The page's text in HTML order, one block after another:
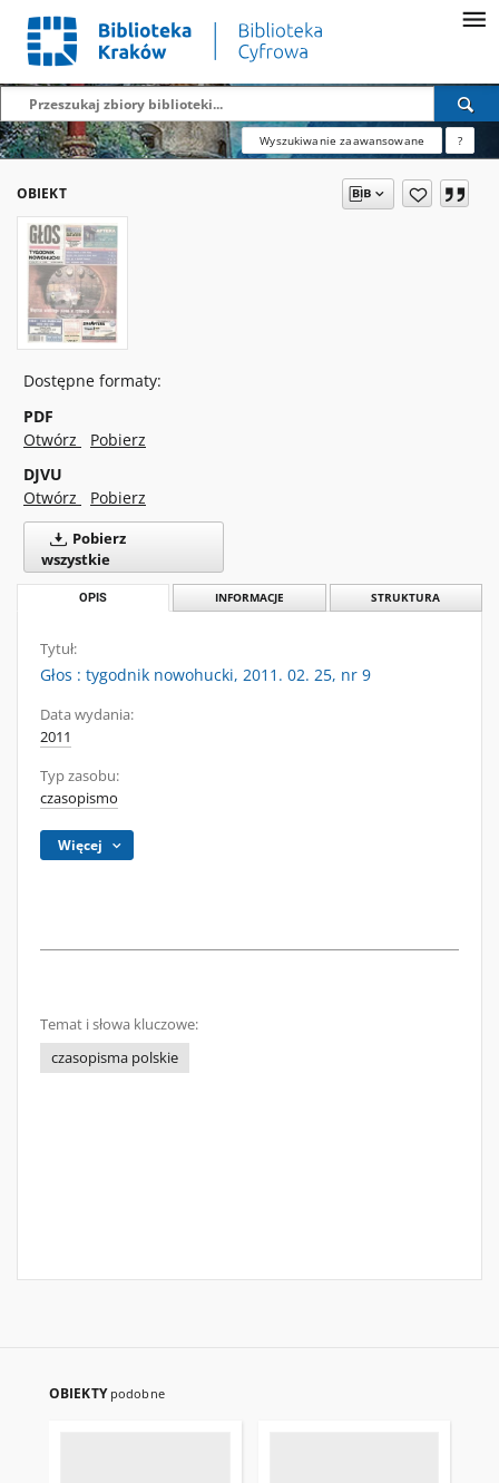
Wyszukiwanie zaawansowane ?
OBIEKT
Dostępne formaty:
PDF
Otwórz
Pobierz
DJVU
Otwórz
Pobierz
Pobierz
wszystkie
OPIS INFORMACJE STRUKTURA
Tytuł:
Głos : tygodnik nowohucki, 2011. 02. 25, nr 9
Data wydania:
2011
Typ zasobu:
czasopismo
Więcej
Temat i słowa kluczowe:
czasopisma polskie
OBIEKTY podobne